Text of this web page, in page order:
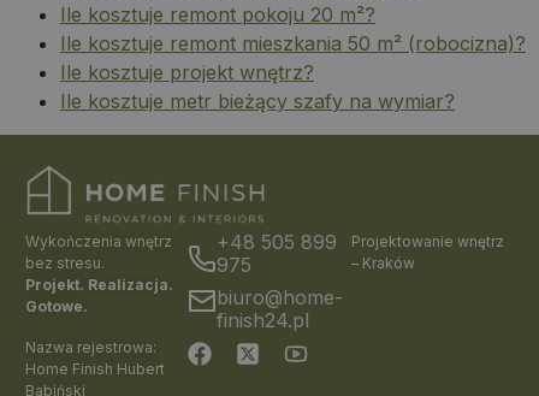
Ile kosztuje remont pokoju 20 m²?
Ile kosztuje remont mieszkania 50 m² (robocizna)?
Ile kosztuje projekt wnętrz?
Ile kosztuje metr bieżący szafy na wymiar?
Wykończenia wnętrz
bez stresu.
Projekt. Realizacja.
Gotowe.
Nazwa rejestrowa:
Home Finish Hubert
Babiński
+48 505 899
975
biuro@home-
finish24.pl
Projektowanie wnętrz
– Kraków